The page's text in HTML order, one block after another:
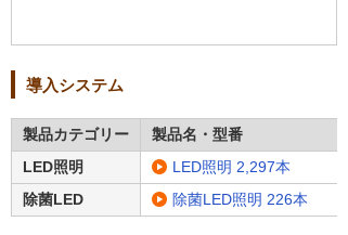
導入システム
製品カテゴリー
製品名・型番
LED照明
LED照明 2,297本
除菌LED
除菌LED照明 226本